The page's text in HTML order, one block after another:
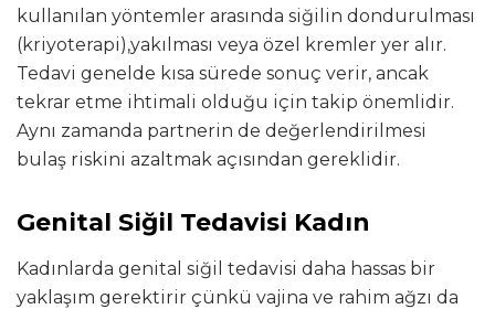
kullanılan yöntemler arasında siğilin dondurulması
(kriyoterapi),yakılması veya özel kremler yer alır.
Tedavi genelde kısa sürede sonuç verir, ancak
tekrar etme ihtimali olduğu için takip önemlidir.
Aynı zamanda partnerin de değerlendirilmesi
bulaş riskini azaltmak açısından gereklidir.
Genital Siğil Tedavisi Kadın
Kadınlarda genital siğil tedavisi daha hassas bir
yaklaşım gerektirir çünkü vajina ve rahim ağzı da